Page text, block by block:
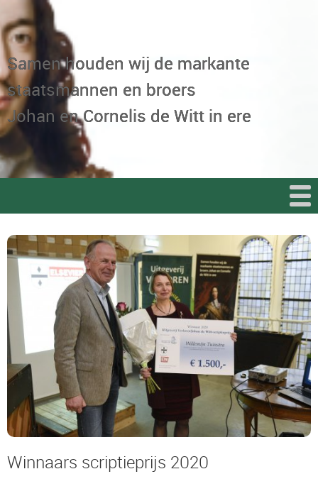
Samen houden wij de markante
staatsmannen en broers
Johan en Cornelis de Witt in ere
Winnaars scriptieprijs 2020